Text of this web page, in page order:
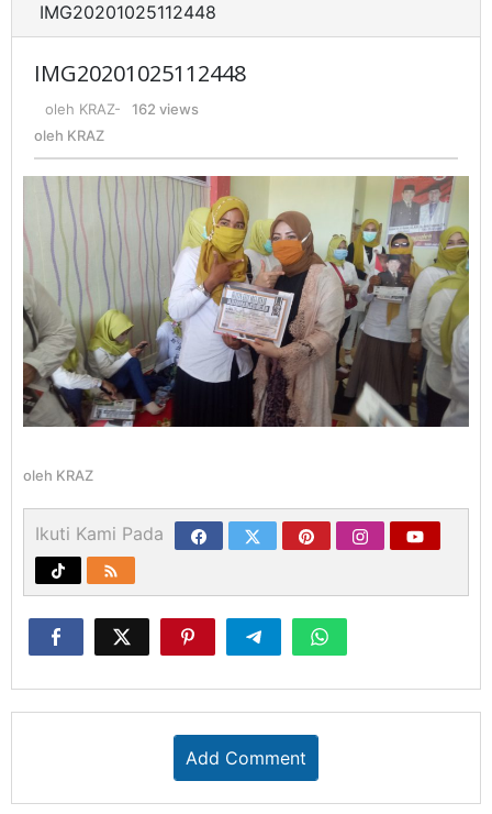
IMG20201025112448
IMG20201025112448
oleh KRAZ-
162 views
oleh KRAZ
oleh KRAZ
Ikuti Kami Pada
Add Comment